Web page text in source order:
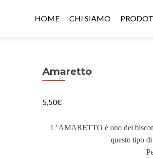
HOME CHI SIAMO
Amaretto
5,50€
L’ AMARETTO è uno dei
questo tipo